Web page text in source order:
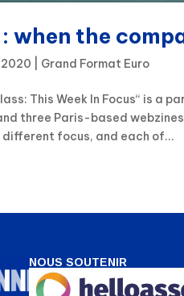
when the
2020 Grand Format Euro
This Week In Focus“ is a
three Paris-based
different focus, and each of...
NOUS SOUTENIR